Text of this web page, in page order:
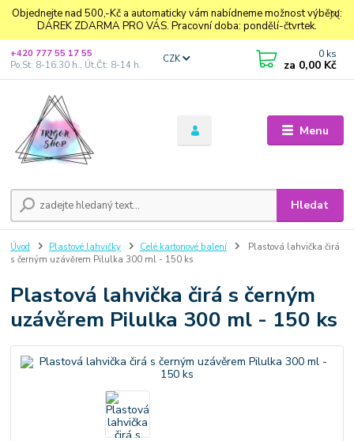
Objednejte nad 500,-Kč a automaticky vám nabídneme možnost výběru:
DÁREK ZDARMA PRO VÁS. Pracovní doba: pondělí-čtvrtek.
Menu
CZK
Hledat
+420 777 55 17 55
Po,St: 8-16.30 h., Út,Čt: 8-14 h.
0 ks
za 0,00 Kč
Úvod Plastové lahvičky Celé kartonové balení
Plastová lahvička čirá
s černým uzávěrem Pilulka 300 ml - 150 ks
Plastová lahvička čirá s černým
uzávěrem Pilulka 300 ml - 150 ks